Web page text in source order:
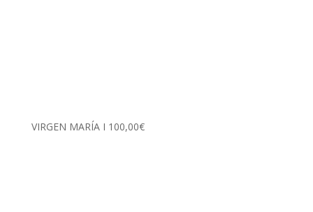
VIRGEN MARÍA I 100,00€